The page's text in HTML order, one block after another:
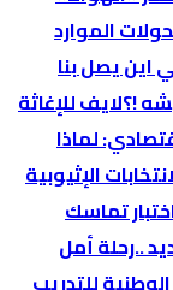
الموارد
اين يصل بنا
!؟لايف للإغاثة
لماذا
الإثیوبیة
تماسك
..رحلة أمل